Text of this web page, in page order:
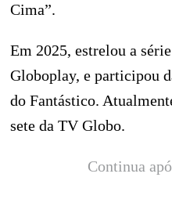
Cima”.
Em 2025, estrelou a
Globoplay, e participou
do Fantástico.
sete da TV Globo.
Continua